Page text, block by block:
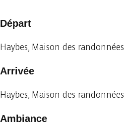
Départ
Haybes, Maison des randonnées
Arrivée
Haybes, Maison des randonnées
Ambiance